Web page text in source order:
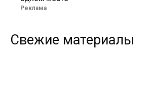
Реклама
Свежие материалы